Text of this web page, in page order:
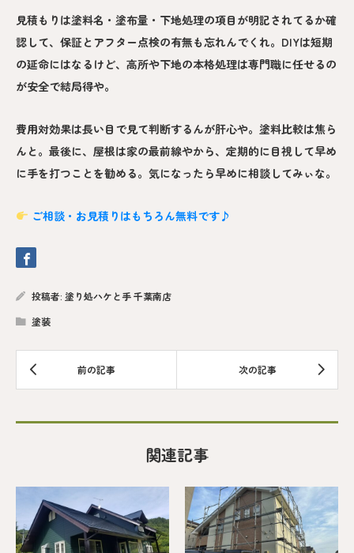
見積もりは塗料名・塗布量・下地処理の項目が明記されてるか確
認して、保証とアフター点検の有無も忘れんでくれ。DIYは短期
の延命にはなるけど、高所や下地の本格処理は専門職に任せるの
が安全で結局得や。
費用対効果は長い目で見て判断するんが肝心や。塗料比較は焦ら
んと。最後に、屋根は家の最前線やから、定期的に目視して早め
に手を打つことを勧める。気になったら早めに相談してみぃな。
ご相談・お見積りはもちろん無料です♪
投稿者: 塗り処ハケと手 千葉南店
塗装
関連記事